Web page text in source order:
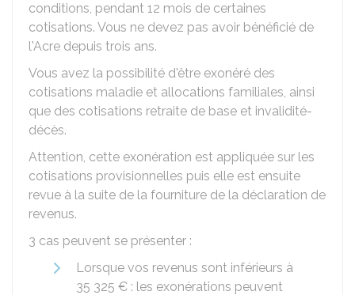
conditions, pendant 12 mois de certaines
cotisations. Vous ne devez pas avoir bénéficié de
l'Acre depuis trois ans.
Vous avez la possibilité d'être exonéré des
cotisations maladie et allocations familiales, ainsi
que des cotisations retraite de base et invalidité-
décès.
Attention, cette exonération est appliquée sur les
cotisations provisionnelles puis elle est ensuite
revue à la suite de la fourniture de la déclaration de
revenus.
3 cas peuvent se présenter :
Lorsque vos revenus sont inférieurs à
35 325 € : les exonérations peuvent